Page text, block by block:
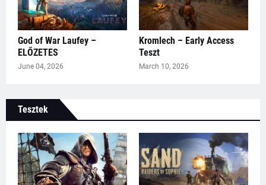
God of War Laufey –
ELŐZETES
June 04, 2026
Kromlech – Early Access
Teszt
March 10, 2026
Tesztek